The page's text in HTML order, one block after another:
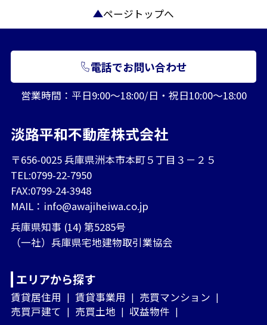
ページトップへ
電話でお問い合わせ
営業時間：平日9:00～18:00/日・祝日10:00～18:00
淡路平和不動産株式会社
〒656-0025 兵庫県洲本市本町５丁目３－２５
TEL:0799-22-7950
FAX:0799-24-3948
MAIL： info@awajiheiwa.co.jp
兵庫県知事 (14) 第5285号
（一社）兵庫県宅地建物取引業協会
エリアから探す
賃貸居住用 賃貸事業用
売買マンション
売買戸建て
売買土地 収益物件